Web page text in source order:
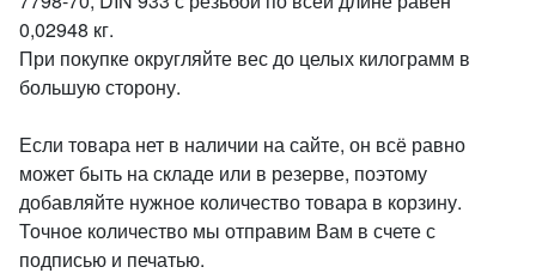
0,02948 кг.
При покупке округляйте вес до целых килограмм в
большую сторону.
Если товара нет в наличии на сайте, он всё равно
может быть на складе или в резерве, поэтому
добавляйте нужное количество товара в корзину.
Точное количество мы отправим Вам в счете с
подписью и печатью.